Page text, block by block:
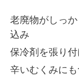
老廃物がしっ
込み
保冷剤を張り
辛いむくみにも